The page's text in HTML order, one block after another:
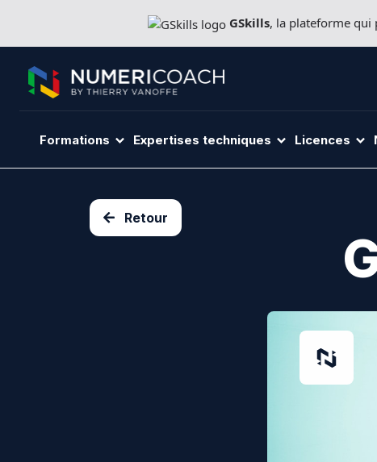
au
Formations Expertises techniques Licences
Retour
GSkills, la plateforme qui